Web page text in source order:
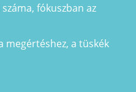
fókuszban az
megértéshez, a tüskék